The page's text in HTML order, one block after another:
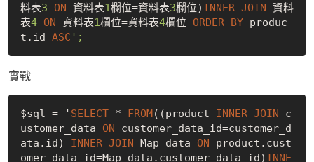
料表3 ON 資料表1欄位=資料表3欄位) INNER JOIN 資料
表4 ON 資料表1欄位=資料表4欄位 ORDER BY produc
t.id ASC
實戰
$sql = ' SELECT * FROM((product INNER JOIN c
ustomer_data ON customer_data_id=customer_d
ata.id) INNER JOIN Map_data ON product.cust
omer_data_id=Map_data.customer_data_id) INNE